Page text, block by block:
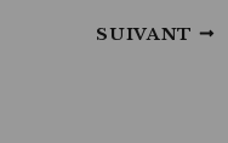
SUIVANT